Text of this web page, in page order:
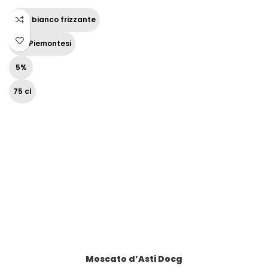
Vino bianco frizzante
Vini Piemontesi
5%
75 cl
Moscato d’Asti Docg